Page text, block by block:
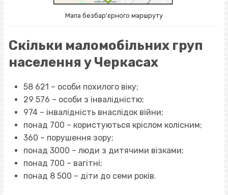
Мапа безбар’єрного маршруту
Скільки маломобільних груп
населення у Черкасах
58 621 – особи похилого віку;
29 576 – особи з інвалідністю;
974 – інвалідність внаслідок війни;
понад 700 – користуються кріслом колісним;
360 – порушення зору;
понад 3000 – люди з дитячими візками;
понад 700 – вагітні;
понад 8 500 – діти до семи років.